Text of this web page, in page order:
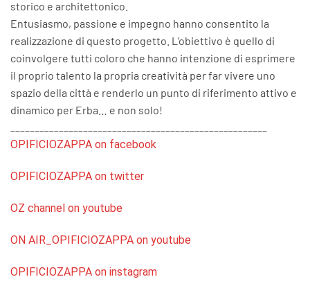
storico e architettonico.
Entusiasmo, passione e impegno hanno consentito la
realizzazione di questo progetto. L’obiettivo è quello di
coinvolgere tutti coloro che hanno intenzione di esprimere
il proprio talento la propria creatività per far vivere uno
spazio della città e renderlo un punto di riferimento attivo e
dinamico per Erba… e non solo!
_____________________________________________________
OPIFICIOZAPPA on facebook
OPIFICIOZAPPA on twitter
OZ channel on youtube
ON AIR_OPIFICIOZAPPA on youtube
OPIFICIOZAPPA on instagram